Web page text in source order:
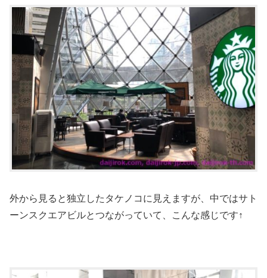
外から見ると独立したタケノコに見えますが、中ではサト
ーンスクエアビルとつながっていて、こんな感じです↑